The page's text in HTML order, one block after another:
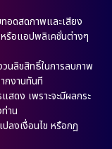
อดสดภาพและเสียง
รือแอปพลิเคชั่นต่างๆ
นลิขสิทธิ์ในการลบภาพ
กงานทันที
สดง เพราะจะมีผลกระ
าน
ลงเงื่อนไข หรือกฎ